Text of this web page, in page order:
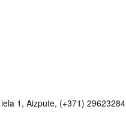
1, Aizpute, (+371) 29623284